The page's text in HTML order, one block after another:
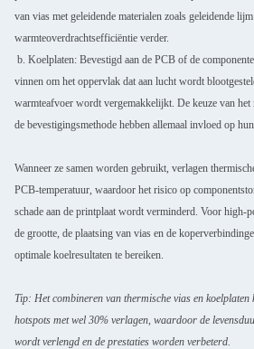
van vias met geleidende materialen zoals geleidende
warmteoverdrachtsefficiëntie verder.
b. Koelplaten: Bevestigd aan de PCB of de
vinnen om het oppervlak dat aan lucht wordt
warmteafvoer wordt vergemakkelijkt. De keuze van het
de bevestigingsmethode hebben allemaal invloed op
Wanneer ze samen worden gebruikt, verlagen
PCB-temperatuur, waardoor het risico op
schade aan de printplaat wordt verminderd. Voor high-
de grootte, de plaatsing van vias en de
optimale koelresultaten te bereiken.
Tip: Het combineren van thermische vias en koelplaten
hotspots met wel 30% verlagen, waardoor de
wordt verlengd en de prestaties worden verbeterd.